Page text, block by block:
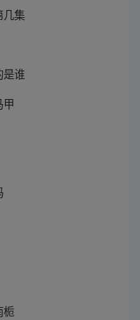
几集
是谁
甲
栀